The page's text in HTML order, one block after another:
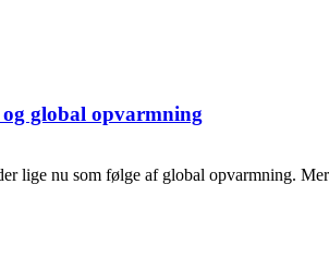
global opvarmning
lige nu som følge af global opvarmning.